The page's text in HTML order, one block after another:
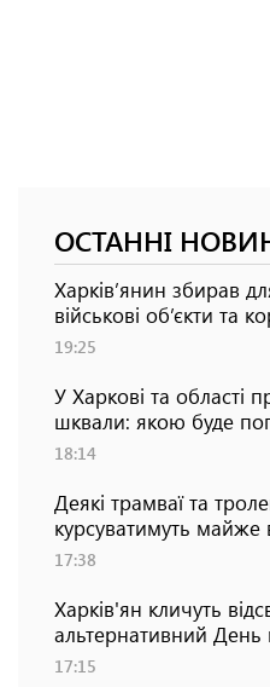
ОСТАННІ
Харків’янин збирав
військові об’єкти та
19:25
У Харкові та області
шквали: якою буде
18:14
Деякі трамваї та
курсуватимуть майже
17:38
Харків'ян кличуть
альтернативний День
17:15